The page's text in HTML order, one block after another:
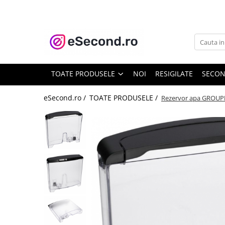
TOATE PRODUSELE
Accesorii Auto
Covorase auto
Echipamente pentru Atelier
Electronice Auto
Intretinere & Cosmetica auto
Reparatii si echipamente auto
Trotinete electrice
Casa, Gradina & Bricolaj
Accesorii usi
Bucatarie & Servire
TOATE PRODUSELE NOI RESIGILATE
eSecond.ro / TOATE PRODUSELE / Rezervor apa